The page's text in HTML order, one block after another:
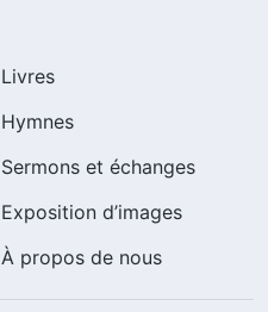
Livres
Hymnes
Sermons et échanges
Exposition d’images
À propos de nous